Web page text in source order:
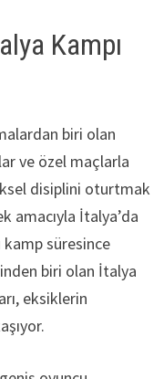
Kampı
biri olan
ve özel maçlarla
disiplini oturtmak
amacıyla İtalya’da
kamp süresince
biri olan İtalya
eksiklerin